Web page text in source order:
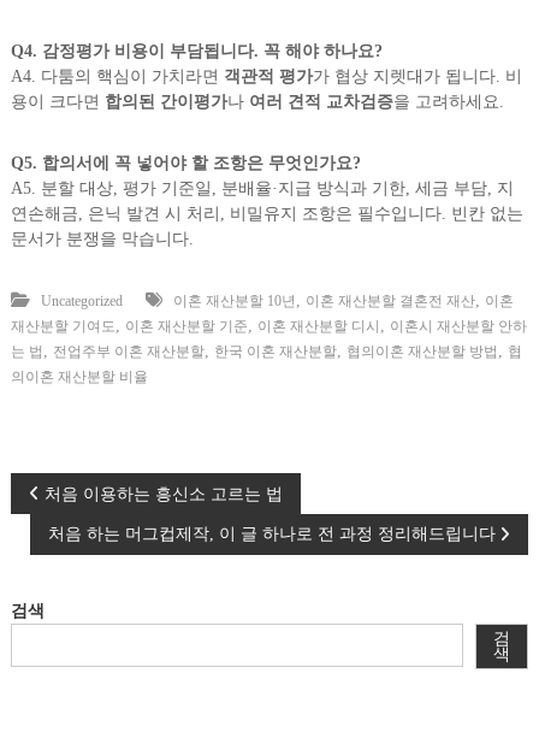
Q4. 감정평가 비용이 부담됩니다. 꼭 해야 하나요?
A4. 다툼의 핵심이 가치라면 객관적 평가가 협상 지렛대가 됩니다. 비
용이 크다면 합의된 간이평가나 여러 견적 교차검증을 고려하세요.
Q5. 합의서에 꼭 넣어야 할 조항은 무엇인가요?
A5. 분할 대상, 평가 기준일, 분배율·지급 방식과 기한, 세금 부담, 지
연손해금, 은닉 발견 시 처리, 비밀유지 조항은 필수입니다. 빈칸 없는
문서가 분쟁을 막습니다.
Uncategorized 이혼 재산분할 10년 이혼 재산분할 결혼전 재산,
이혼
재산분할 기여도
이혼 재산분할 기준 이혼 재산분할 디시
이혼시 재산분할 안하
는 법
전업주부 이혼 재산분할, 한국 이혼 재산분할, 협의이혼 재산분할 방법
협
의이혼 재산분할 비율
글
탐
색
처음 이용하는 흥신소 고르는 법
처음 하는 머그컵제작, 이 글 하나로 전 과정 정리해드립니다
검색
검
색